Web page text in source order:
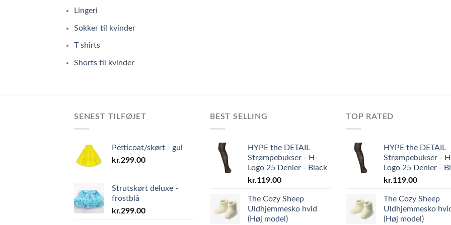
Lingeri
Sokker til kvinder
T shirts
Shorts til kvinder
SENEST TILFØJET
Petticoat/skørt - gul
kr.299.00
Strutskørt deluxe -
frostblå
kr.299.00
BEST SELLING
HYPE the DETAIL
Strømpebukser - H-
Logo 25 Denier - Black
kr.119.00
The Cozy Sheep
Uldhjemmesko hvid
(Høj model)
TOP RATED
HYPE the DETAIL
Strømpebukser -
Logo 25 Denier -
kr.119.00
The Cozy Sheep
Uldhjemmesko
(Høj model)